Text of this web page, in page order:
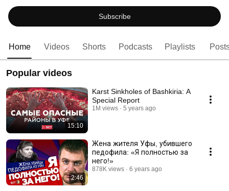
Subscribe
Home Videos Shorts Podcasts Playlists
Popular videos
15:10
Karst Sinkholes of Bashkiria: A
Special Report
1M views 5 years ago
2:46
Жена жителя Уфы, убившего
педофила: «Я полностью за
него!»
878K views 6 years ago